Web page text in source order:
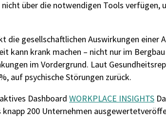
über die notwendigen Tools
die gesellschaftlichen Auswirkungen einer
kann krank machen – nicht nur im
im Vordergrund. Laut
auf psychische Störungen zurück.
s Dashboard WORKPLACE INSIGHTS
200 Unternehmen ausgewertet